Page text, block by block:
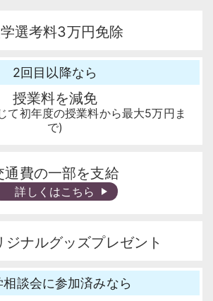
学選考料3万円免除
2回目以降なら
授業料を減免
て初年度の授業料から最大5万円ま
で)
通費の一部を支給
詳しくはこちら
ジナルグッズプレゼント
相談会に参加済みなら